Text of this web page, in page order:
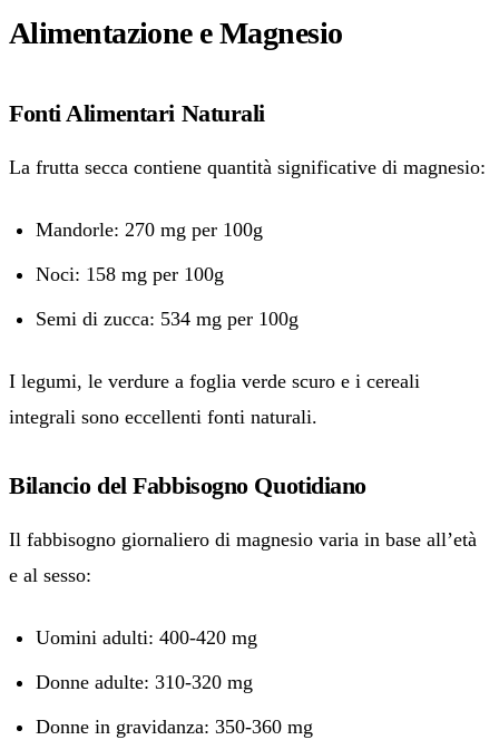
Alimentazione e Magnesio
Fonti Alimentari Naturali
La frutta secca contiene quantità significative di magnesio:
Mandorle: 270 mg per 100g
Noci: 158 mg per 100g
Semi di zucca: 534 mg per 100g
I legumi, le verdure a foglia verde scuro e i cereali
integrali sono eccellenti fonti naturali.
Bilancio del Fabbisogno Quotidiano
Il fabbisogno giornaliero di magnesio varia in base all’età
e al sesso:
Uomini adulti: 400-420 mg
Donne adulte: 310-320 mg
Donne in gravidanza: 350-360 mg